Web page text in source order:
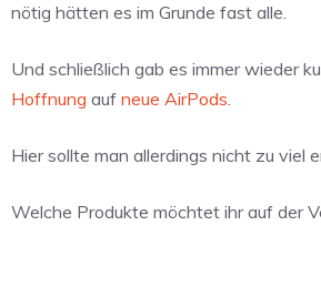
nötig hätten es im Grunde fast alle.
Und schließlich gab es immer wieder
Hoffnung auf neue AirPods.
Hier sollte man allerdings nicht zu viel
Welche Produkte möchtet ihr auf der